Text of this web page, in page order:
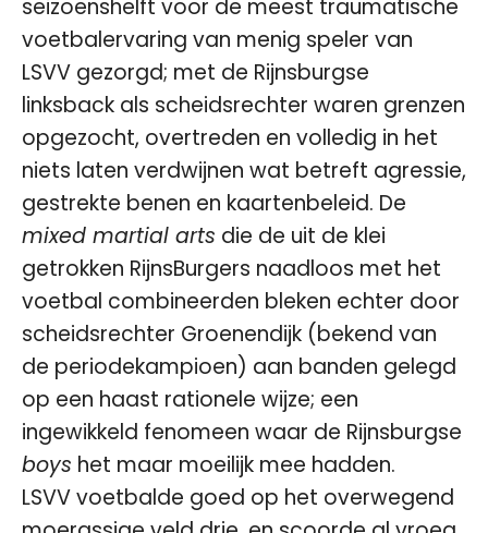
seizoenshelft voor de meest traumatische
voetbalervaring van menig speler van
LSVV gezorgd; met de Rijnsburgse
linksback als scheidsrechter waren grenzen
opgezocht, overtreden en volledig in het
niets laten verdwijnen wat betreft agressie,
gestrekte benen en kaartenbeleid. De
mixed martial arts die de uit de klei
getrokken RijnsBurgers naadloos met het
voetbal combineerden bleken echter door
scheidsrechter Groenendijk (bekend van
de periodekampioen) aan banden gelegd
op een haast rationele wijze; een
ingewikkeld fenomeen waar de Rijnsburgse
boys het maar moeilijk mee hadden.
LSVV voetbalde goed op het overwegend